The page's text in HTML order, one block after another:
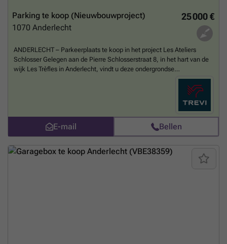
25 000 €
Parking te koop (Nieuwbouwproject)
1070 Anderlecht
ANDERLECHT – Parkeerplaats te koop in het project Les Ateliers
Schlosser Gelegen aan de Pierre Schlosserstraat 8, in het hart van de
wijk Les Trèfles in Anderlecht, vindt u deze ondergrondse
parkeerplaats binnen het nieuwe residentiële project Les Ateliers
Schlosser. De parkeerplaats maakt deel uit van een moderne,
duurzame en beveiligde residentie en biedt een praktische oplossing
voor toekomstige bewoners van het project of voor wie op zoek is naar
een parkeerplaats in de buurt. Het project geniet van een interessante
ligging, dicht bij openbaar vervoer, winkels, scholen en belangrijke
verkeersassen. Een mooie opportuniteit in een wijk in volle
ontwikkeling. Neem contact met ons op voor meer informatie.
weten?
E-mail Bellen